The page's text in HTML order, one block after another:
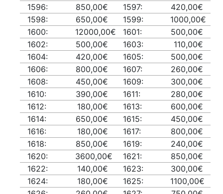
1596:
850,00€ 1597:
420,00€
1598:
650,00€ 1599:
1000,00€
1600:
12000,00€ 1601:
500,00€
1602:
500,00€ 1603:
110,00€
1604:
420,00€ 1605:
500,00€
1606:
800,00€ 1607:
260,00€
1608:
450,00€ 1609:
300,00€
1610:
390,00€ 1611:
280,00€
1612:
180,00€ 1613:
600,00€
1614:
650,00€ 1615:
450,00€
1616:
180,00€ 1617:
800,00€
1618:
850,00€ 1619:
240,00€
1620:
3600,00€ 1621:
850,00€
1622:
140,00€ 1623:
300,00€
1624:
180,00€ 1625:
1100,00€